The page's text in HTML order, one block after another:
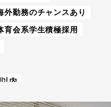
外勤務のチャンスあり
育会系学生積極採用
内